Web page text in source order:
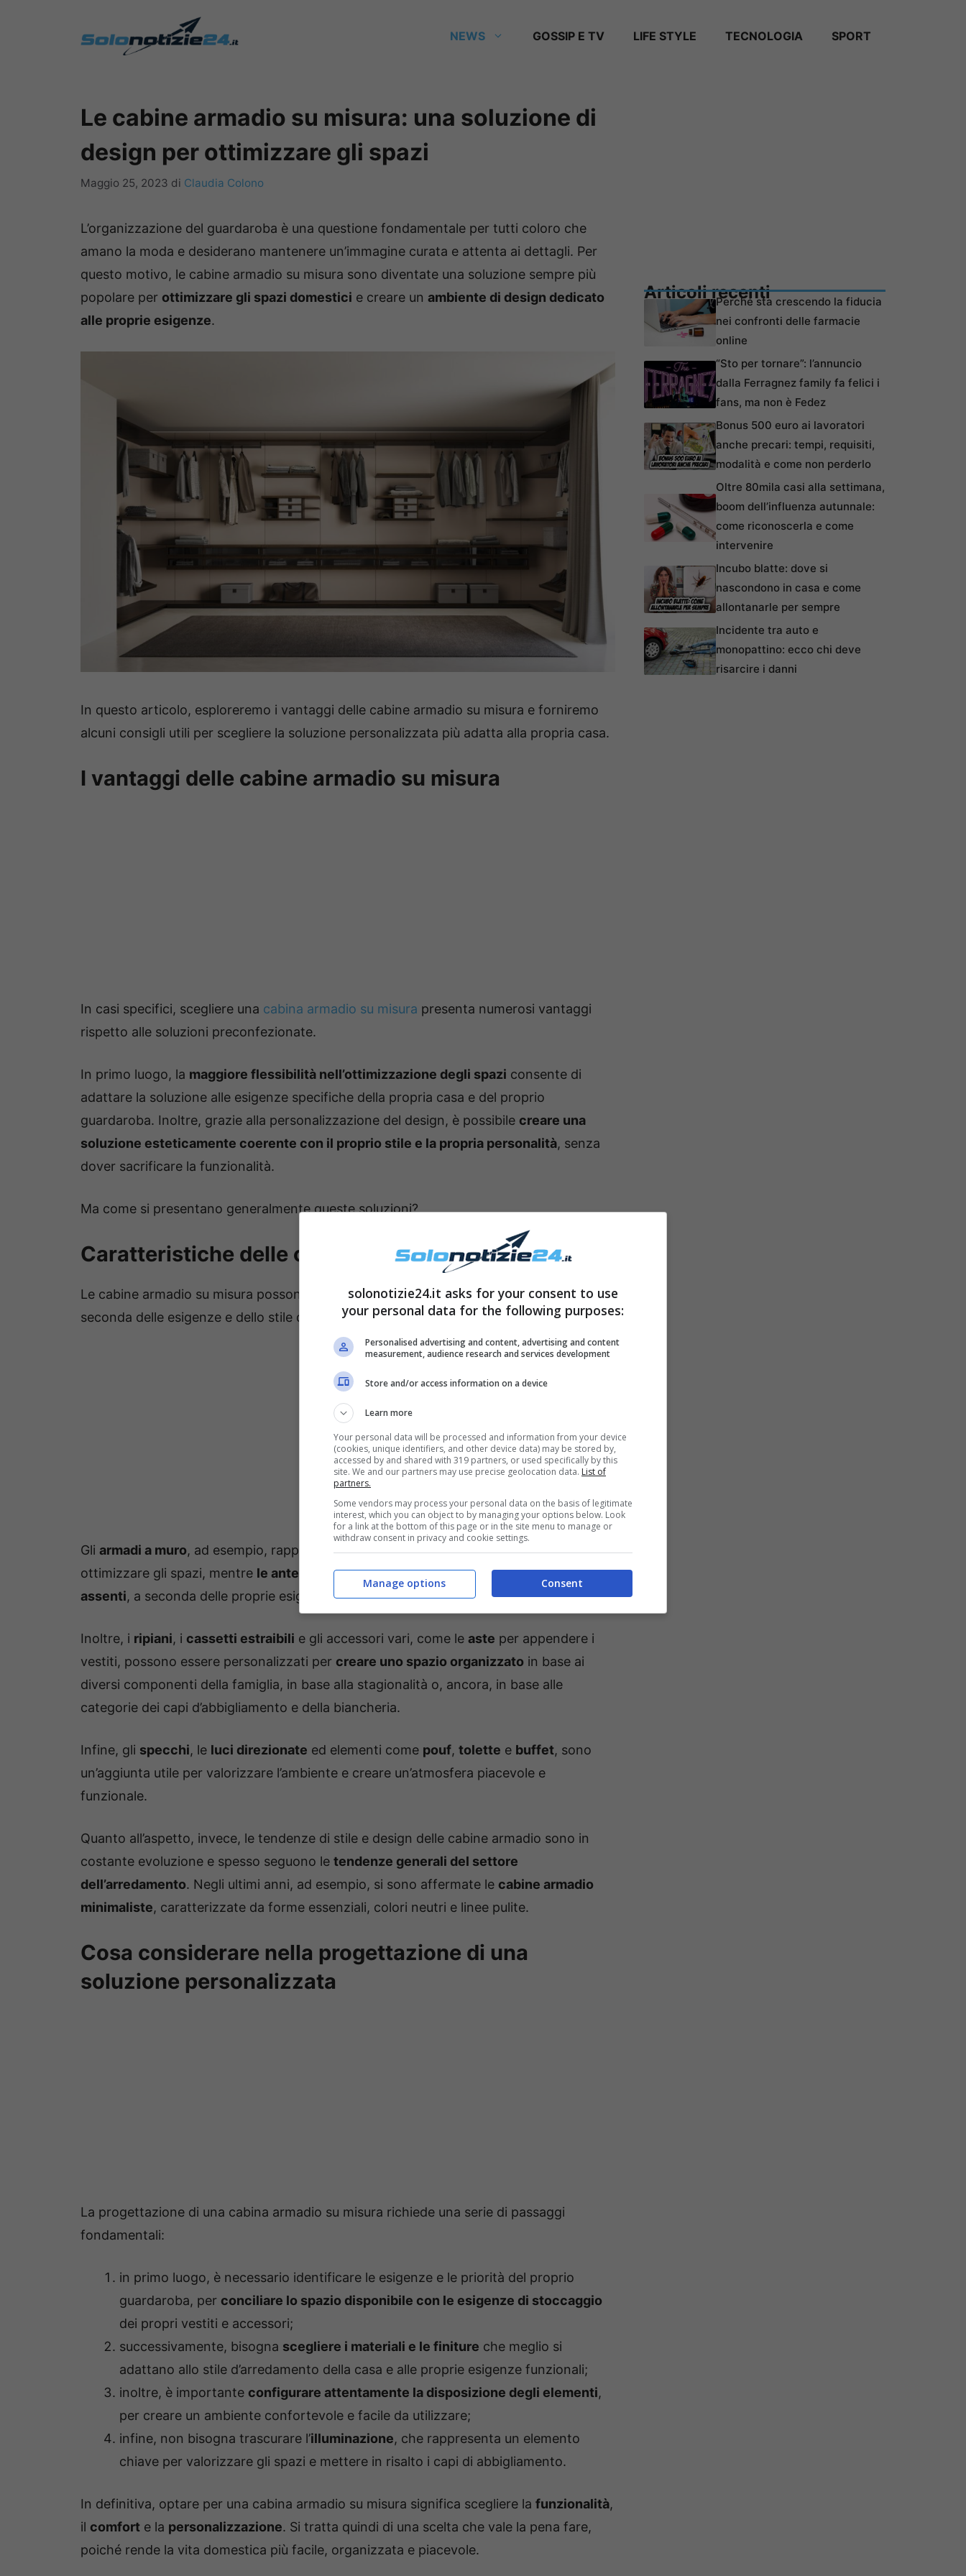
NEWS GOSSIP E TV LIFE STYLE TECNOLOGIA SPORT
Le cabine armadio su misura: una soluzione di
design per ottimizzare gli spazi
Maggio 25, 2023 di Claudia Colono
L’organizzazione del guardaroba è una questione fondamentale per tutti coloro che
amano la moda e desiderano mantenere un’immagine curata e attenta ai dettagli. Per
questo motivo, le cabine armadio su misura sono diventate una soluzione sempre più
popolare per ottimizzare gli spazi domestici e creare un ambiente di design dedicato
alle proprie esigenze.
In questo articolo, esploreremo i vantaggi delle cabine armadio su misura e forniremo
alcuni consigli utili per scegliere la soluzione personalizzata più adatta alla propria casa.
I vantaggi delle cabine armadio su misura
In casi specifici, scegliere una cabina armadio su misura presenta numerosi vantaggi
rispetto alle soluzioni preconfezionate.
In primo luogo, la maggiore flessibilità nell’ottimizzazione degli spazi consente di
adattare la soluzione alle esigenze specifiche della propria casa e del proprio
guardaroba. Inoltre, grazie alla personalizzazione del design, è possibile creare una
soluzione esteticamente coerente con il proprio stile e la propria personalità, senza
dover sacrificare la funzionalità.
Ma come si presentano generalmente queste soluzioni?
Caratteristiche delle cabine armadio su misura
Le cabine armadio su misura possono essere realizzate in diverse configurazioni, a
seconda delle esigenze e dello stile dell’ambiente in cui sono collocate.
Gli armadi a muro, ad esempio, rappresentano una soluzione pratica e funzionale per
ottimizzare gli spazi, mentre le ante possono essere scorrevoli, a battente o del tutto
assenti, a seconda delle proprie esigenze di accessibilità e di design.
Inoltre, i ripiani, i cassetti estraibili e gli accessori vari, come le aste per appendere i
vestiti, possono essere personalizzati per creare uno spazio organizzato in base ai
diversi componenti della famiglia, in base alla stagionalità o, ancora, in base alle
categorie dei capi d’abbigliamento e della biancheria.
Infine, gli specchi, le luci direzionate ed elementi come pouf, tolette e buffet, sono
un’aggiunta utile per valorizzare l’ambiente e creare un’atmosfera piacevole e
funzionale.
Quanto all’aspetto, invece, le tendenze di stile e design delle cabine armadio sono in
costante evoluzione e spesso seguono le tendenze generali del settore
dell’arredamento. Negli ultimi anni, ad esempio, si sono affermate le cabine armadio
minimaliste, caratterizzate da forme essenziali, colori neutri e linee pulite.
Cosa considerare nella progettazione di una
soluzione personalizzata
La progettazione di una cabina armadio su misura richiede una serie di passaggi
fondamentali:
in primo luogo, è necessario identificare le esigenze e le priorità del proprio
guardaroba, per conciliare lo spazio disponibile con le esigenze di stoccaggio
dei propri vestiti e accessori;
successivamente, bisogna scegliere i materiali e le finiture che meglio si
adattano allo stile d’arredamento della casa e alle proprie esigenze funzionali;
inoltre, è importante configurare attentamente la disposizione degli elementi,
per creare un ambiente confortevole e facile da utilizzare;
infine, non bisogna trascurare l’illuminazione, che rappresenta un elemento
chiave per valorizzare gli spazi e mettere in risalto i capi di abbigliamento.
In definitiva, optare per una cabina armadio su misura significa scegliere la funzionalità,
il comfort e la personalizzazione. Si tratta quindi di una scelta che vale la pena fare,
poiché rende la vita domestica più facile, organizzata e piacevole.
Articoli recentiPerché sta crescendo la fiducia
nei confronti delle farmacie
online
“Sto per tornare”: l’annuncio
dalla Ferragnez family fa felici i
fans, ma non è Fedez
Bonus 500 euro ai lavoratori
anche precari: tempi, requisiti,
modalità e come non perderlo
Oltre 80mila casi alla settimana,
boom dell’influenza autunnale:
come riconoscerla e come
intervenire
Incubo blatte: dove si
nascondono in casa e come
allontanarle per sempre
Incidente tra auto e
monopattino: ecco chi deve
risarcire i danni
solonotizie24.it asks for your consent to use
your personal data for the following purposes:
Personalised advertising and content, advertising and content
measurement, audience research and services development
Store and/or access information on a device
Learn more
Your personal data will be processed and information from your device
(cookies, unique identifiers, and other device data) may be stored by,
accessed by and shared with 319 partners, or used specifically by this
site. We and our partners may use precise geolocation data. List of
partners.
Some vendors may process your personal data on the basis of legitimate
interest, which you can object to by managing your options below. Look
for a link at the bottom of this page or in the site menu to manage or
withdraw consent in privacy and cookie settings.
Consent
Manage options